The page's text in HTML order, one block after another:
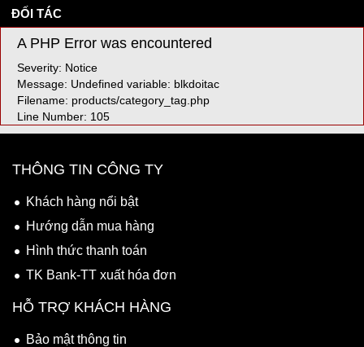
ĐỐI TÁC
A PHP Error was encountered
Severity: Notice
Message: Undefined variable: blkdoitac
Filename: products/category_tag.php
Line Number: 105
THÔNG TIN CÔNG TY
Khách hàng nổi bật
Hướng dẫn mua hàng
Hình thức thanh toán
TK Bank-TT xuất hóa đơn
HỖ TRỢ KHÁCH HÀNG
Bảo mật thông tin